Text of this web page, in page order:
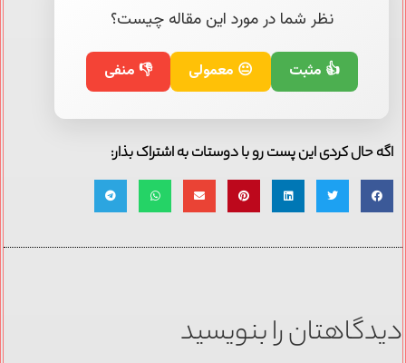
نظر شما در مورد این مقاله چیست؟
👍 مثبت 😐 معمولی 👎 منفی
اگه حال کردی این پست رو با دوستات به اشتراک بذار:
دیدگاهتان را بنویسید